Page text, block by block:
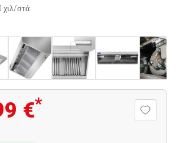
χιλ/στά
€*